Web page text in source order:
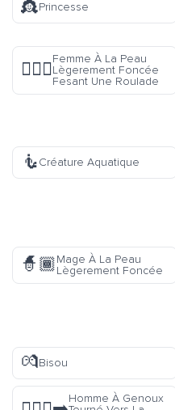
👸Princesse
🤸🏾‍♀️
Femme À La Peau
Lègerement Foncée
Fesant Une Roulade
🧜Créature Aquatique
🧙🏾Mage À La Peau
Lègerement Foncée
💏Bisou
Homme À Genoux